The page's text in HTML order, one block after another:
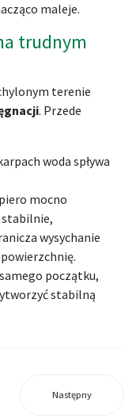
maleje.
trudnym
terenie
. Przede
woda spływa
mocno
wysychanie
początku,
stabilną
Następny